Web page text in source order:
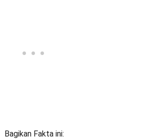
Bagikan Fakta ini: